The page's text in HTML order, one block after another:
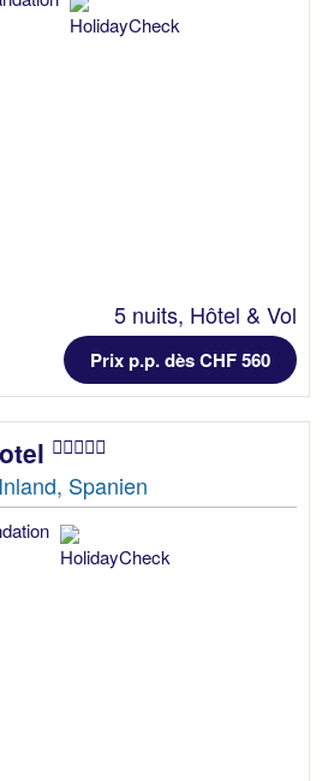
5 nuits, Hôtel & Vol
Prix p.p. dès CHF 560
Spanien